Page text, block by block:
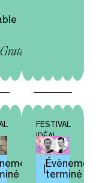
Gratuit
FESTIVAL
IDÉAL
Évènement
terminé